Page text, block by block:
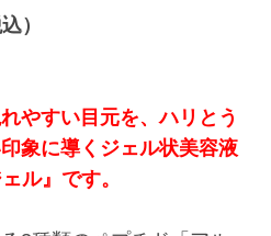
）
やすい目元を、ハリとう
象に導くジェル状美容液
ル』です。